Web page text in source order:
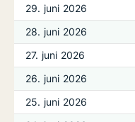
29. juni 2026
28. juni 2026
27. juni 2026
26. juni 2026
25. juni 2026